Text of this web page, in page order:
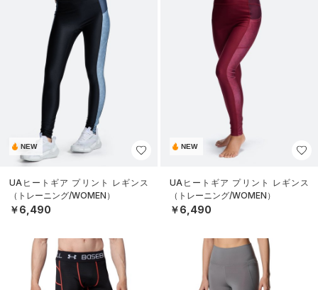
NEW
UAヒートギア プリント レギンス
（トレーニング/WOMEN）
￥6,490
NEW
UAヒートギア プリント レギンス
（トレーニング/WOMEN）
￥6,490